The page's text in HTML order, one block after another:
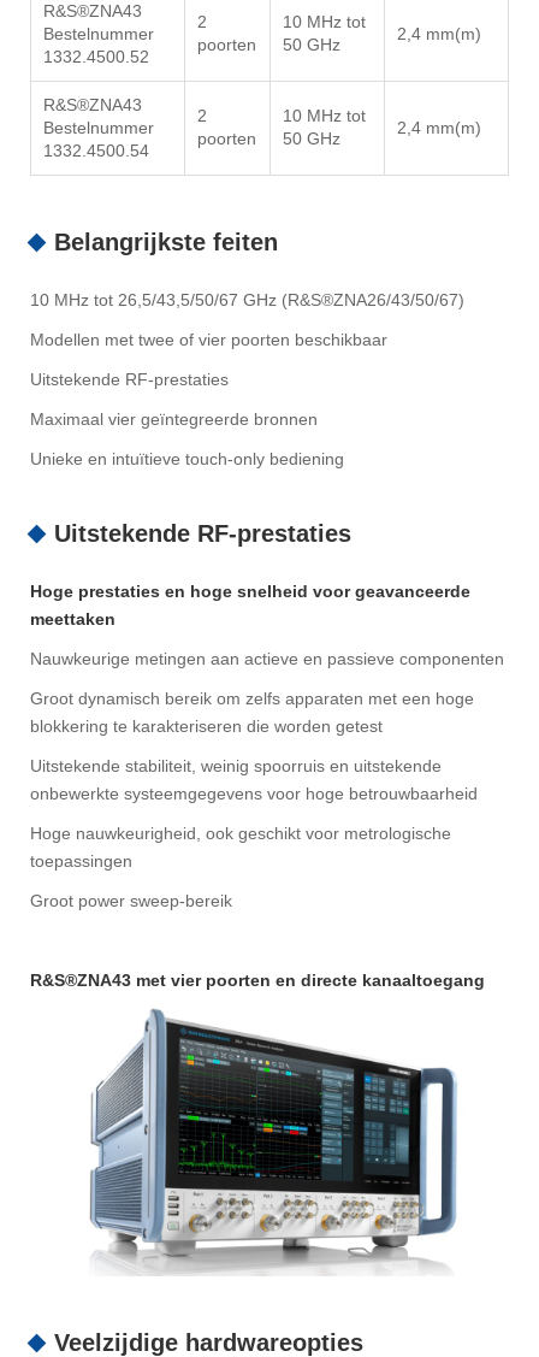
R&S®ZNA43
Bestelnummer
1332.4500.52
2
poorten
10 MHz tot
50 GHz
2,4 mm(m)
R&S®ZNA43
Bestelnummer
1332.4500.54
2
poorten
10 MHz tot
50 GHz
2,4 mm(m)
Belangrijkste feiten
10 MHz tot 26,5/43,5/50/67 GHz (R&S®ZNA26/43/50/67)
Modellen met twee of vier poorten beschikbaar
Uitstekende RF-prestaties
Maximaal vier geïntegreerde bronnen
Unieke en intuïtieve touch-only bediening
Uitstekende RF-prestaties
Hoge prestaties en hoge snelheid voor geavanceerde
meettaken
Nauwkeurige metingen aan actieve en passieve componenten
Groot dynamisch bereik om zelfs apparaten met een hoge
blokkering te karakteriseren die worden getest
Uitstekende stabiliteit, weinig spoorruis en uitstekende
onbewerkte systeemgegevens voor hoge betrouwbaarheid
Hoge nauwkeurigheid, ook geschikt voor metrologische
toepassingen
Groot power sweep-bereik
R&S®ZNA43 met vier poorten en directe kanaaltoegang
Veelzijdige hardwareopties